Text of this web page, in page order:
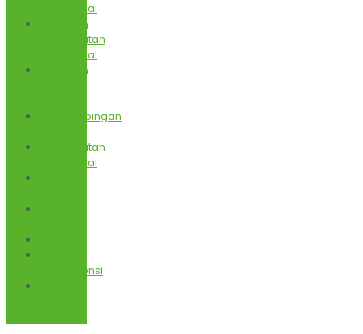
Tradisional
Pelatihan
Pengobatan
Tradisional
Pelatihan
Pendampingan
Pengobatan
Tradisional
Kompetensi